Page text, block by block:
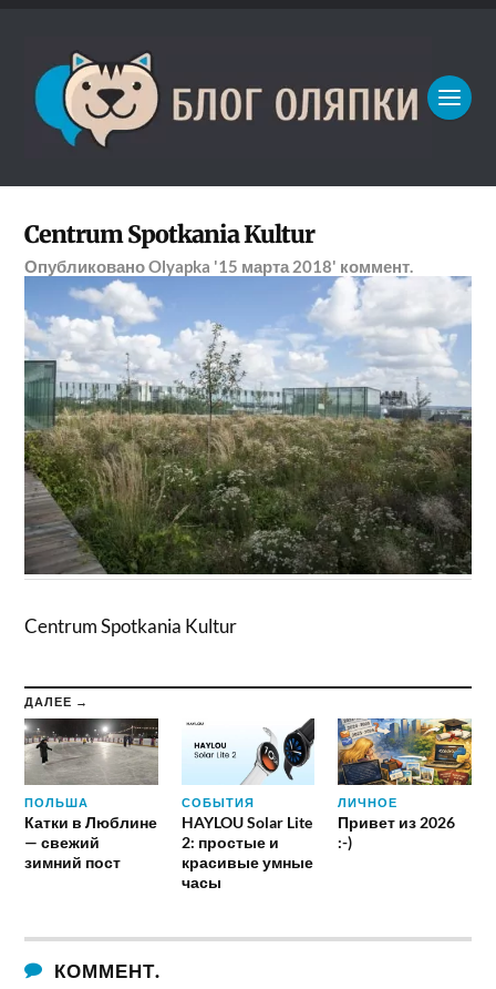
Centrum Spotkania Kultur
ОпубликованоOlyapka '15 марта 2018' коммент.
Centrum Spotkania Kultur
ДАЛЕЕ →
ПОЛЬША
Катки в Люблине
— свежий
зимний пост
СОБЫТИЯ
HAYLOU Solar Lite
2: простые и
красивые умные
часы
ЛИЧНОЕ
Привет из 2026
:-)
КОММЕНТ.